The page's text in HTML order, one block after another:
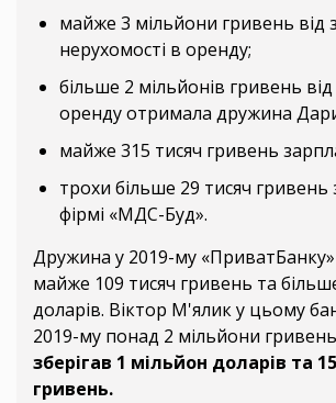
майже 3 мільйони гривень від
нерухомості в оренду;
більше 2 мільйонів гривень
оренду отримала дружина
майже 315 тисяч гривень
трохи більше 29 тисяч гривень
фірмі «МДС-Буд».
Дружина у 2019-му «ПриватБанку»
майже 109 тисяч гривень та
доларів. Віктор М'ялик у цьому
2019-му понад 2 мільйони
зберігав 1 мільйон доларів та
гривень.